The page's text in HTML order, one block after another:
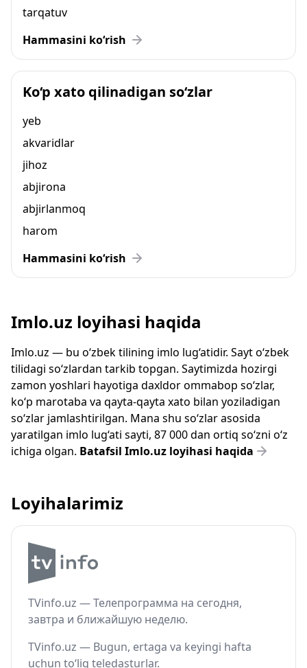
tarqatuv
Hammasini ko‘rish
Ko‘p xato qilinadigan so‘zlar
yeb
akvaridlar
jihoz
abjirona
abjirlanmoq
harom
Hammasini ko‘rish
Imlo.uz loyihasi haqida
Imlo.uz — bu o‘zbek tilining imlo lug‘atidir. Sayt o‘zbek
tilidagi so‘zlardan tarkib topgan. Saytimizda hozirgi
zamon yoshlari hayotiga daxldor ommabop so‘zlar,
ko‘p marotaba va qayta-qayta xato bilan yoziladigan
so‘zlar jamlashtirilgan. Mana shu so‘zlar asosida
yaratilgan imlo lug‘ati sayti, 87 000 dan ortiq so‘zni o‘z
ichiga olgan. Batafsil Imlo.uz loyihasi haqida
Loyihalarimiz
TVinfo.uz — Телепрограмма на сегодня,
завтра и ближайшую неделю.
TVinfo.uz — Bugun, ertaga va keyingi hafta
uchun to‘liq teledasturlar.